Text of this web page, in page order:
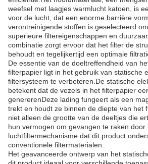
weefsel met laagjes warmlucht katoen, is
voor de lucht, dat een enorme barrière
verontreinigende stoffen.is geselecteerd
superieure filtereigenschappen en
combinatie zorgt ervoor dat het filter de
behoudt en tegelijkertijd een optimale
De essentie van de doeltreffendheid van
filterpapier ligt in het gebruik van statische
filtersysteem te verbeteren.De statische
betekent dat de vezels in het filterpapier
genererenDeze lading fungeert als een
trekt en houdt ze binnen de diepte van het
niet alleen de grootte van de deeltjes die
hun vermogen om gevangen te raken door
luchtfiltermechanisme dat dit product
conventionele filtermaterialen..
Het geavanceerde ontwerp van het